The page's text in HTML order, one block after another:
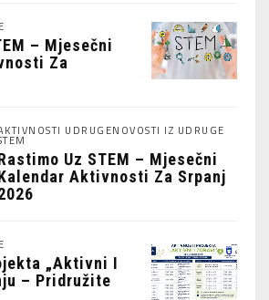
– Mjesečni
Za
UDRUGENOVOSTI IZ UDRUGE
Uz STEM – Mjesečni
Aktivnosti Za Srpanj
„Aktivni I
– Pridružite